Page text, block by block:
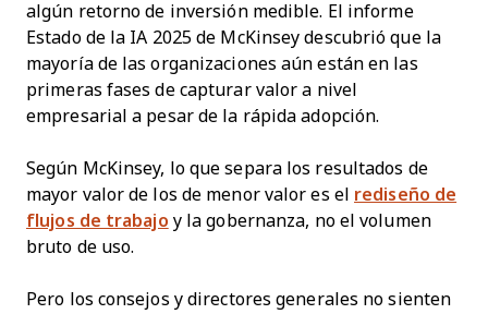
algún retorno de inversión medible. El informe
Estado de la IA 2025 de McKinsey descubrió que la
mayoría de las organizaciones aún están en las
primeras fases de capturar valor a nivel
empresarial a pesar de la rápida adopción.
Según McKinsey, lo que separa los resultados de
mayor valor de los de menor valor es el rediseño de
flujos de trabajo y la gobernanza, no el volumen
bruto de uso.
Pero los consejos y directores generales no sienten